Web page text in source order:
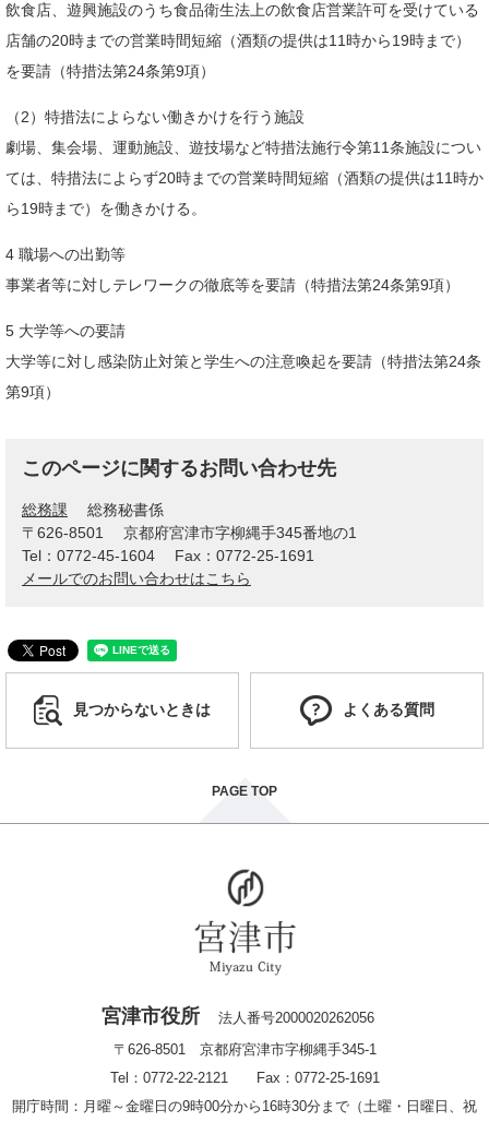
飲食店、遊興施設のうち食品衛生法上の飲食店営業許可を受けている
店舗の20時までの営業時間短縮（酒類の提供は11時から19時まで）
を要請（特措法第24条第9項）
（2）特措法によらない働きかけを行う施設
劇場、集会場、運動施設、遊技場など特措法施行令第11条施設につい
ては、特措法によらず20時までの営業時間短縮（酒類の提供は11時か
ら19時まで）を働きかける。
4 職場への出勤等
事業者等に対しテレワークの徹底等を要請（特措法第24条第9項）
5 大学等への要請
大学等に対し感染防止対策と学生への注意喚起を要請（特措法第24条
第9項）
このページに関するお問い合わせ先
総務課
総務秘書係
〒626-8501
京都府宮津市字柳縄手345番地の1
Tel：0772-45-1604
Fax：0772-25-1691
メールでのお問い合わせはこちら
見つからないときは よくある質問
PAGE TOP
宮津市役所
法人番号2000020262056
〒626-8501 京都府宮津市字柳縄手345-1
Tel：0772-22-2121 Fax：0772-25-1691
開庁時間：月曜～金曜日の9時00分から16時30分まで（土曜・日曜日、祝